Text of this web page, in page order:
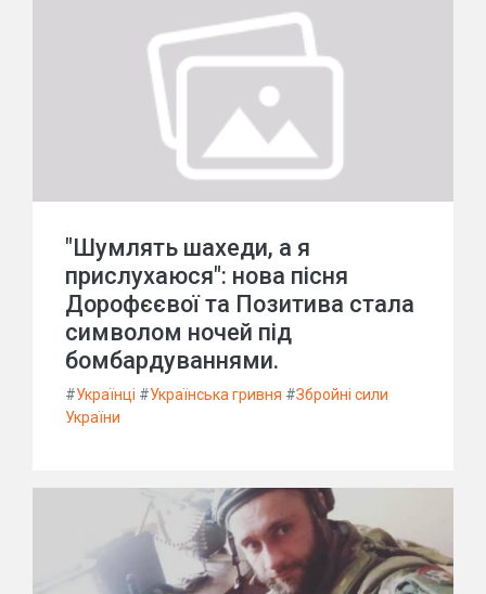
"Шумлять шахеди, а я
прислухаюся": нова пісня
Дорофєєвої та Позитива стала
символом ночей під
бомбардуваннями.
#Українці #Українська гривня #Збройні сили
України